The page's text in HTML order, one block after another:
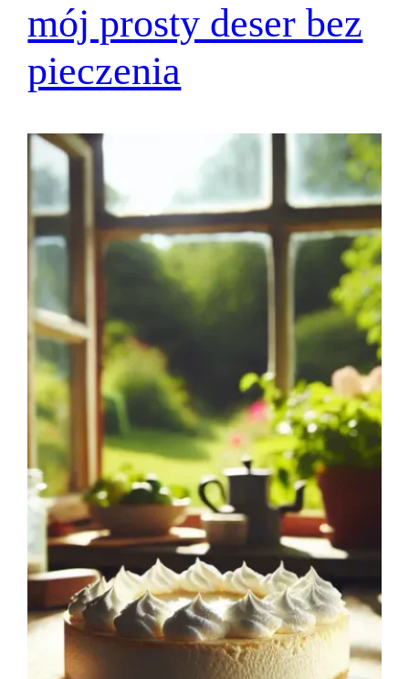
mój prosty deser bez
pieczenia